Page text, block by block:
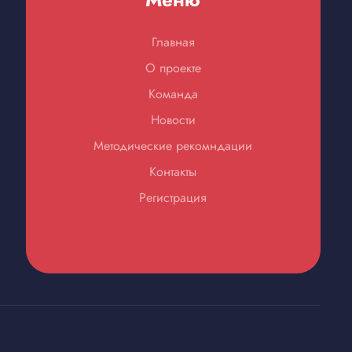
Главная
О проекте
Команда
Новости
Методические рекомндации
Контакты
Регистрация